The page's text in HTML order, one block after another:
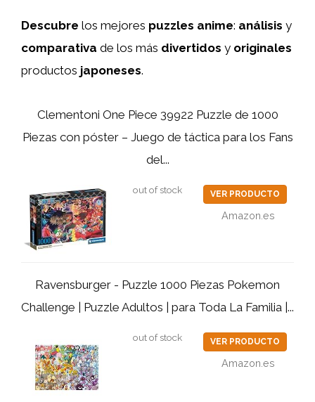
Descubre los mejores puzzles anime: análisis y
comparativa de los más divertidos y originales
productos japoneses.
Clementoni One Piece 39922 Puzzle de 1000
Piezas con póster – Juego de táctica para los Fans
del...
out of stock VER PRODUCTO
Amazon.es
Ravensburger - Puzzle 1000 Piezas Pokemon
Challenge | Puzzle Adultos | para Toda La Familia |...
out of stock VER PRODUCTO
Amazon.es